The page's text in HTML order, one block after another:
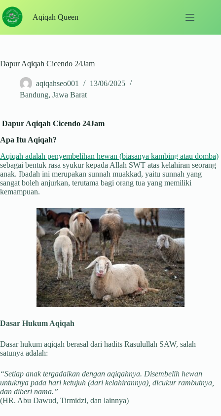
to
content
Aqiqah Queen
Dapur Aqiqah Cicendo 24Jam
aqiqahseo001
13/06/2025
Bandung, Jawa Barat
Dapur Aqiqah Cicendo 24Jam
Apa Itu Aqiqah?
Aqiqah adalah penyembelihan hewan (biasanya kambing atau domba)
sebagai bentuk rasa syukur kepada Allah SWT atas kelahiran seorang
anak. Ibadah ini merupakan sunnah muakkad, yaitu sunnah yang
sangat boleh anjurkan, terutama bagi orang tua yang memiliki
kemampuan.
Dasar Hukum Aqiqah
Dasar hukum aqiqah berasal dari hadits Rasulullah SAW, salah
satunya adalah:
“Setiap anak tergadaikan dengan aqiqahnya. Disembelih hewan
untuknya pada hari ketujuh (dari kelahirannya), dicukur rambutnya,
dan diberi nama.”
(HR. Abu Dawud, Tirmidzi, dan lainnya)